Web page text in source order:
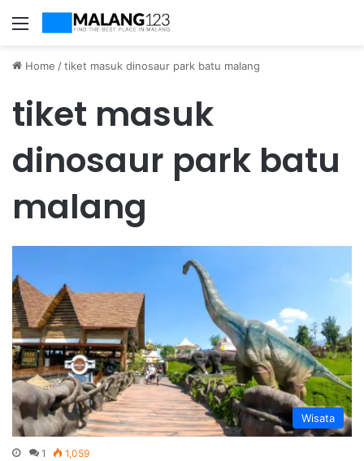
Home /tiket masuk dinosaur park batu malang
tiket masuk
dinosaur park batu
malang
Wisata
1 1,059